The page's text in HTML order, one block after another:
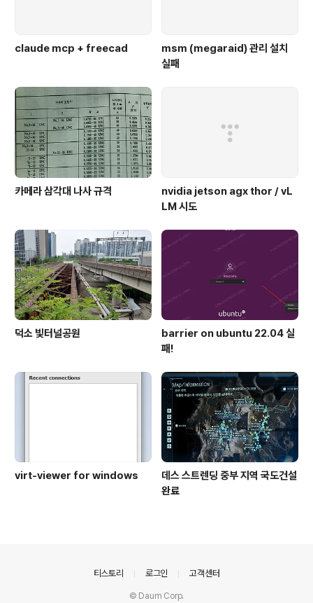
claude mcp + freecad
msm (megaraid) 관리 설치
실패
카메라 삼각대 나사 규격
nvidia jetson agx thor / vL
LM 시도
덕소 빛터널공원
barrier on ubuntu 22.04 실
패!
virt-viewer for windows
데스 스트렌딩 중부 지역 국도건설
완료
티스토리 로그인 고객센터
© Daum Corp.